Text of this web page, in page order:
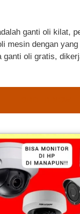
ganti oli kilat,
mesin dengan
ganti oli gratis,